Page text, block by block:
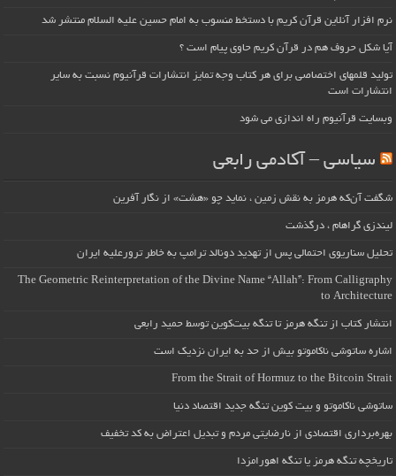
نرم افزار آنلاین قرآن کریم با دستخط منسوب به امام حسین علیه السلام منتشر شد
آیا شکل حروف هم در قرآن کریم حاوی پیام است ؟
تولید قلمهای اختصاصی برای هر کتاب وجه تمایز انتشارات قرآنیوم نسبت به سایر
انتشارات است
وبسایت قرآنیوم راه اندازی می شود
سیاسی – آکادمی رابعی
شگفت آن‌که هرمز به نقش زمین ، نماید چو «هشت» از نگار آفرین
لیندزی گراهام ، درگذشت
تحلیل سناریوی احتمالی پس از تهدید دونالد ترامپ به خاطر ترورعلیه ایران
The Geometric Reinterpretation of the Divine Name “Allah”: From Calligraphy
to Architecture
انتشار کتاب از تنگه هرمز تا تنگه بیت‌کوین توسط حمید رابعی
اشاره ساتوشی ناکاموتو بیش از حد به ایران نزدیک است
From the Strait of Hormuz to the Bitcoin Strait
ساتوشی ناکاموتو و بیت کوین تنگه جدید اقتصاد دنیا
بهره‌برداری اقتصادی از نارضایتی مردم و تبدیل اعتراض به کد تخفیف
تاریخچه تنگه هرمز یا تنگه اهورامزدا